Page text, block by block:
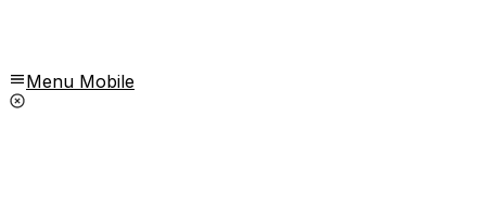
Menu Mobile